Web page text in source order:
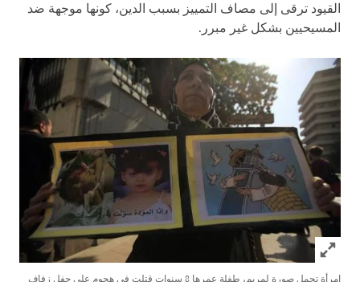
القيود ترقى إلى مصاف التمييز بسبب الدين، كونها موجهة ضد
المسيحيين بشكل غير مبرر.
Click to expand Image
امرأة تحمل صورة لمريم، طفلة عمرها 8 سنوات قتلت في هجوم على حفل زفاف